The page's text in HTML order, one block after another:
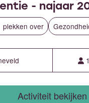
- najaar
plekken over
Activiteit bekijken